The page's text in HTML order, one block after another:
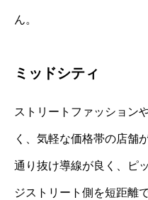
ん。
ミッドシティ
ストリートファッション
く、気軽な価格帯の店舗
通り抜け導線が良く、ピ
ジストリート側を短距離